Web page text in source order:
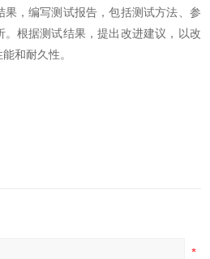
，编写测试报告，包括测试方法、参
根据测试结果，提出改进建议，以改
和耐久性。